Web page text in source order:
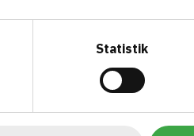
Statistik